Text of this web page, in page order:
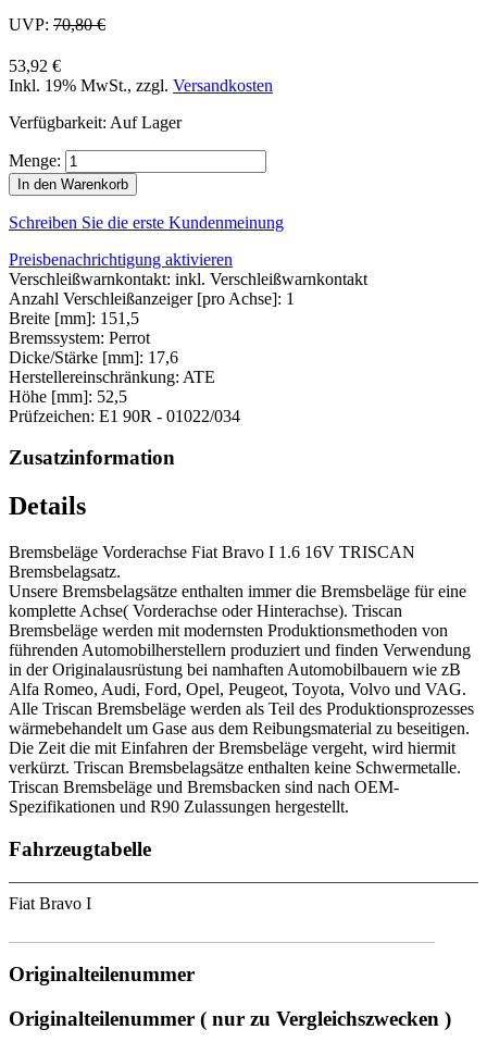
UVP: 70,80 €
53,92 €
Inkl. 19% MwSt., zzgl. Versandkosten
Verfügbarkeit: Auf Lager
Menge:
In den Warenkorb
Schreiben Sie die erste Kundenmeinung
Preisbenachrichtigung aktivieren
Verschleißwarnkontakt: inkl. Verschleißwarnkontakt
Anzahl Verschleißanzeiger [pro Achse]: 1
Breite [mm]: 151,5
Bremssystem: Perrot
Dicke/Stärke [mm]: 17,6
Herstellereinschränkung: ATE
Höhe [mm]: 52,5
Prüfzeichen: E1 90R - 01022/034
Zusatzinformation
Details
Bremsbeläge Vorderachse Fiat Bravo I 1.6 16V TRISCAN
Bremsbelagsatz.
Unsere Bremsbelagsätze enthalten immer die Bremsbeläge für eine
komplette Achse( Vorderachse oder Hinterachse). Triscan
Bremsbeläge werden mit modernsten Produktionsmethoden von
führenden Automobilherstellern produziert und finden Verwendung
in der Originalausrüstung bei namhaften Automobilbauern wie zB
Alfa Romeo, Audi, Ford, Opel, Peugeot, Toyota, Volvo und VAG.
Alle Triscan Bremsbeläge werden als Teil des Produktionsprozesses
wärmebehandelt um Gase aus dem Reibungsmaterial zu beseitigen.
Die Zeit die mit Einfahren der Bremsbeläge vergeht, wird hiermit
verkürzt. Triscan Bremsbelagsätze enthalten keine Schwermetalle.
Triscan Bremsbeläge und Bremsbacken sind nach OEM-
Spezifikationen und R90 Zulassungen hergestellt.
Fahrzeugtabelle
Fiat Bravo I
Originalteilenummer
Originalteilenummer ( nur zu Vergleichszwecken )